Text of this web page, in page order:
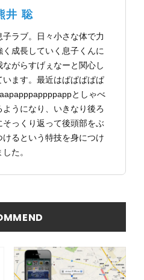
井 聡
子ラブ。日々小さな体で力
く成長していく息子くんに
ながらすげぇなーと関心し
います。最近はぱぱぱぱぱ
としゃべ
ようになり、いきなり後ろ
そっくり返って後頭部をぶ
けるという特技を身につけ
した。